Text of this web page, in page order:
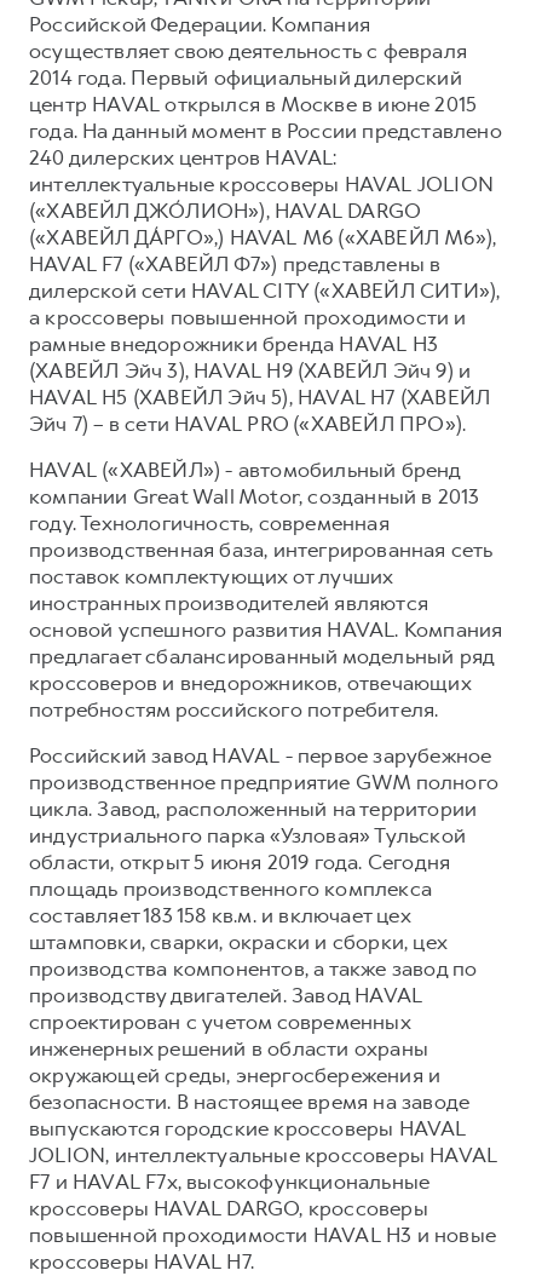
Российской Федерации. Компания
осуществляет свою деятельность с февраля
2014 года. Первый официальный дилерский
центр HAVAL открылся в Москве в июне 2015
года. На данный момент в России представлено
240 дилерских центров HAVAL:
интеллектуальные кроссоверы HAVAL JOLION
(«ХАВЕЙЛ ДЖО́ЛИОН»), HAVAL DARGO
(«ХАВЕЙЛ ДА́РГО»,) HAVAL М6 («ХАВЕЙЛ M6»),
HAVAL F7 («ХАВЕЙЛ Ф7») представлены в
дилерской сети HAVAL CITY («ХАВЕЙЛ СИТИ»),
а кроссоверы повышенной проходимости и
рамные внедорожники бренда HAVAL H3
(ХАВЕЙЛ Эйч 3), HAVAL H9 (ХАВЕЙЛ Эйч 9) и
HAVAL H5 (ХАВЕЙЛ Эйч 5), HAVAL H7 (ХАВЕЙЛ
Эйч 7) – в сети HAVAL PRO («ХАВЕЙЛ ПРО»).
HAVAL («ХАВЕЙЛ») - автомобильный бренд
компании Great Wall Motor, созданный в 2013
году. Технологичность, современная
производственная база, интегрированная сеть
поставок комплектующих от лучших
иностранных производителей являются
основой успешного развития HAVAL. Компания
предлагает сбалансированный модельный ряд
кроссоверов и внедорожников, отвечающих
потребностям российского потребителя.
Российский завод HAVAL - первое зарубежное
производственное предприятие GWM полного
цикла. Завод, расположенный на территории
индустриального парка «Узловая» Тульской
области, открыт 5 июня 2019 года. Сегодня
площадь производственного комплекса
составляет 183 158 кв.м. и включает цех
штамповки, сварки, окраски и сборки, цех
производства компонентов, а также завод по
производству двигателей. Завод HAVAL
спроектирован с учетом современных
инженерных решений в области охраны
окружающей среды, энергосбережения и
безопасности. В настоящее время на заводе
выпускаются городские кроссоверы HAVAL
JOLION, интеллектуальные кроссоверы HAVAL
F7 и HAVAL F7x, высокофункциональные
кроссоверы HAVAL DARGO, кроссоверы
повышенной проходимости HAVAL H3 и новые
кроссоверы HAVAL H7.